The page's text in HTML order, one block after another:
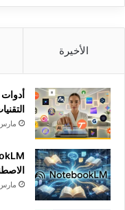
الأخيرة
مارس 10,
مارس 8,